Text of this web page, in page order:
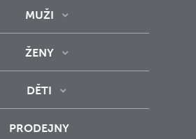
MUŽI
ŽENY
DĚTI
PRODEJNY